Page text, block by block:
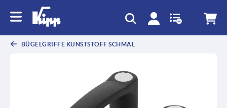
BÜGELGRIFFE KUNSTSTOFF SCHMAL